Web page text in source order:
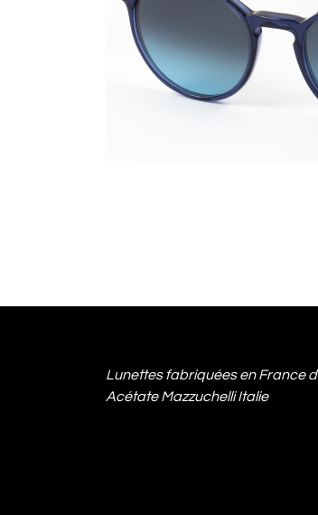
Lunettes fabriquées en France
Acétate Mazzuchelli Italie